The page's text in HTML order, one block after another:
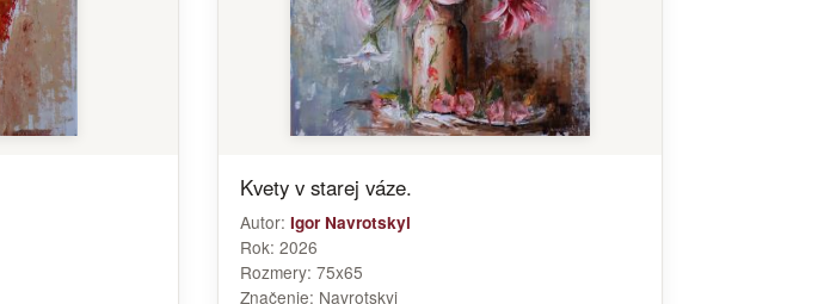
Kvety v starej váze.
Autor: Igor Navrotskyi
Rok: 2026
Rozmery: 75x65
Značenie: Navrotskyi